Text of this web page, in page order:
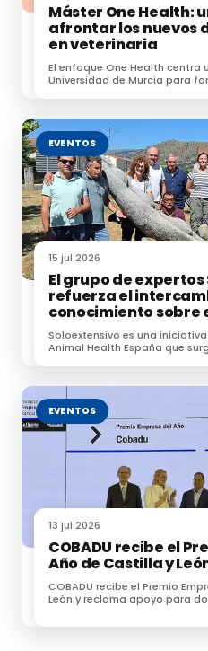
Máster One Health:
afrontar los nuevos
en veterinaria
El enfoque One Health centra
Universidad de Murcia para
EVENTOS
15 jul 2026
El grupo de
refuerza el
conocimiento sobre
en su encuentro
Soloextensivo es una
Animal Health España que
EVENTOS
13 jul 2026
COBADU recibe el
Año de Castilla y
COBADU recibe el Premio
León y reclama apoyo para